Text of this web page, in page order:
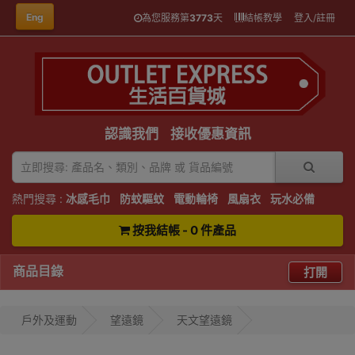
Eng 為您服務第3773天 結帳教學 登入/註冊
認識我們 接收優惠資訊
熱門搜尋 : 冰感毛巾 防蚊驅蚊 電動輪椅 風扇衣 玩水必備
按我結帳 - 0 件產品
商品目錄 打開
戶外及運動 望遠鏡 天文望遠鏡